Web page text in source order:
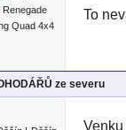
Renegade
Quad 4x4
To
ze severu